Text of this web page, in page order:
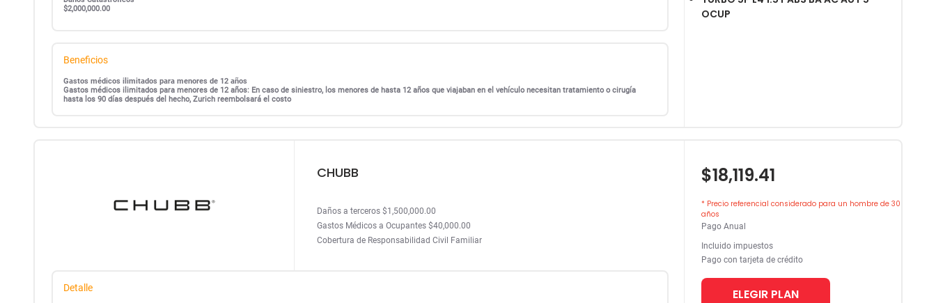
$2,000,000.00
Beneficios
Gastos médicos ilimitados para menores de 12 años
Gastos médicos ilimitados para menores de 12 años: En caso de siniestro, los menores de hasta 12 años que viajaban en el vehículo necesitan tratamiento o cirugía
hasta los 90 días después del hecho, Zurich reembolsará el costo
OCUP
CHUBB
Daños a terceros $1,500,000.00
Gastos Médicos a Ocupantes $40,000.00
Cobertura de Responsabilidad Civil Familiar
Detalle
$18,119.41
* Precio referencial considerado para un hombre de 30
años
Pago Anual
Incluido impuestos
Pago con tarjeta de crédito
ELEGIR PLAN